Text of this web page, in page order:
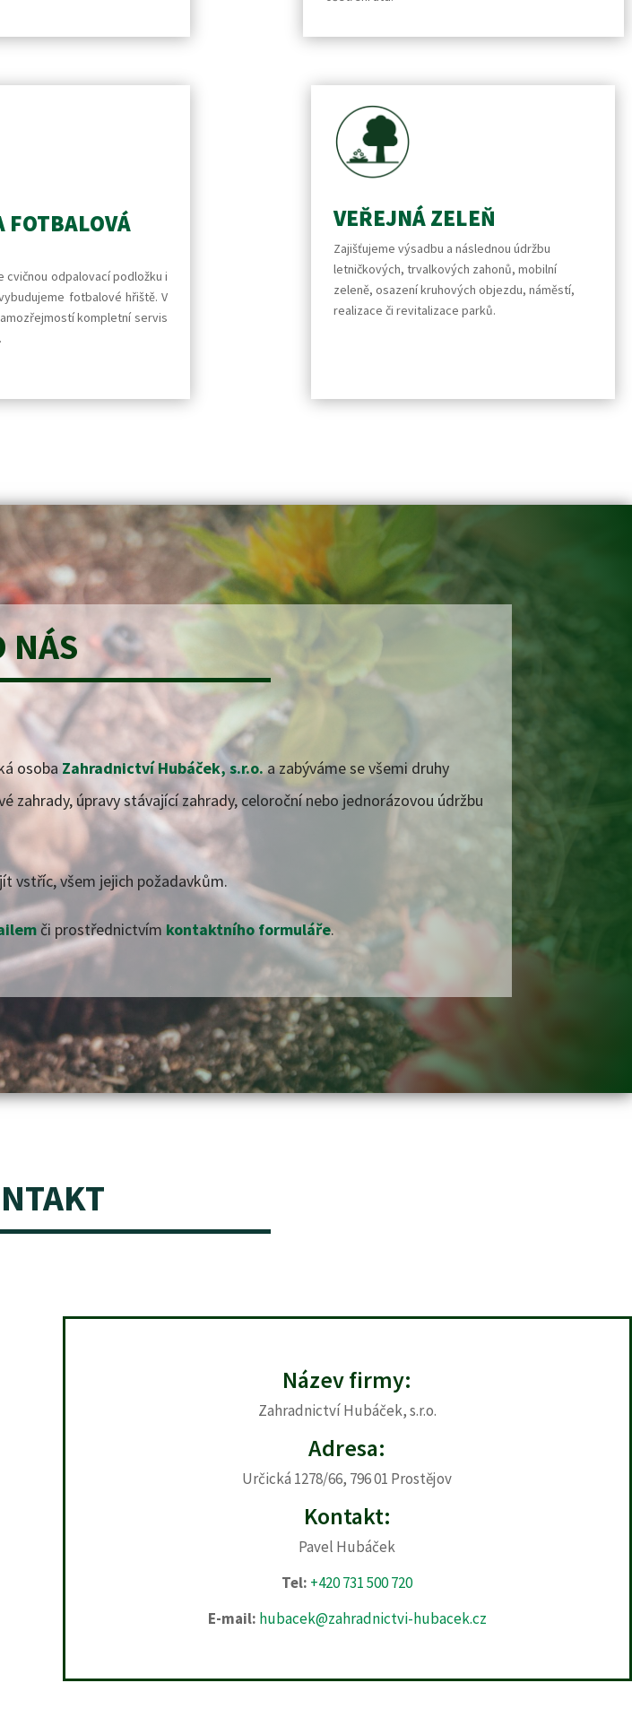
FOTBALOVÁ
cvičnou odpalovací podložku i
fotbalové hřiště. V
kompletní servis
VEŘEJNÁ ZELEŇ
Zajišťujeme výsadbu a následnou údržbu
letničkových, trvalkových zahonů, mobilní
zeleně, osazení kruhových objezdu, náměstí,
realizace či revitalizace parků.
NÁS
osoba Zahradnictví Hubáček, s.r.o. a zabýváme se všemi druhy
zahrady, úpravy stávající zahrady, celoroční nebo jednorázovou údržbu
vstříc, všem jejich požadavkům.
či prostřednictvím kontaktního formuláře.
Název firmy:
Zahradnictví Hubáček, s.r.o.
Adresa:
Určická 1278/66, 796 01 Prostějov
Kontakt:
Pavel Hubáček
Tel: +420 731 500 720
E-mail: hubacek@zahradnictvi-hubacek.cz